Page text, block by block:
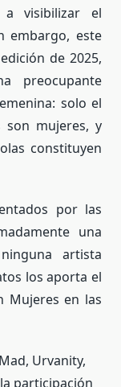
a visibilizar el
embargo, este
de 2025,
preocupante
solo el
son mujeres, y
constituyen
por las
una
artista
los aporta el
Mujeres en las
Urvanity,
participación